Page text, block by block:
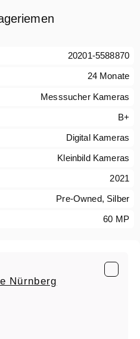
20201-5588870
24 Monate
Messsucher Kameras
B+
Digital Kameras
Kleinbild Kameras
2021
Pre-Owned, Silber
60 MP
Nürnberg